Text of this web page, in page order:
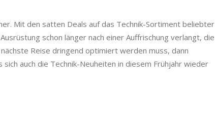
Mit den satten Deals auf das Technik-Sortiment beliebter
schon länger nach einer Auffrischung verlangt, die
Reise dringend optimiert werden muss, dann
auch die Technik-Neuheiten in diesem Frühjahr wieder